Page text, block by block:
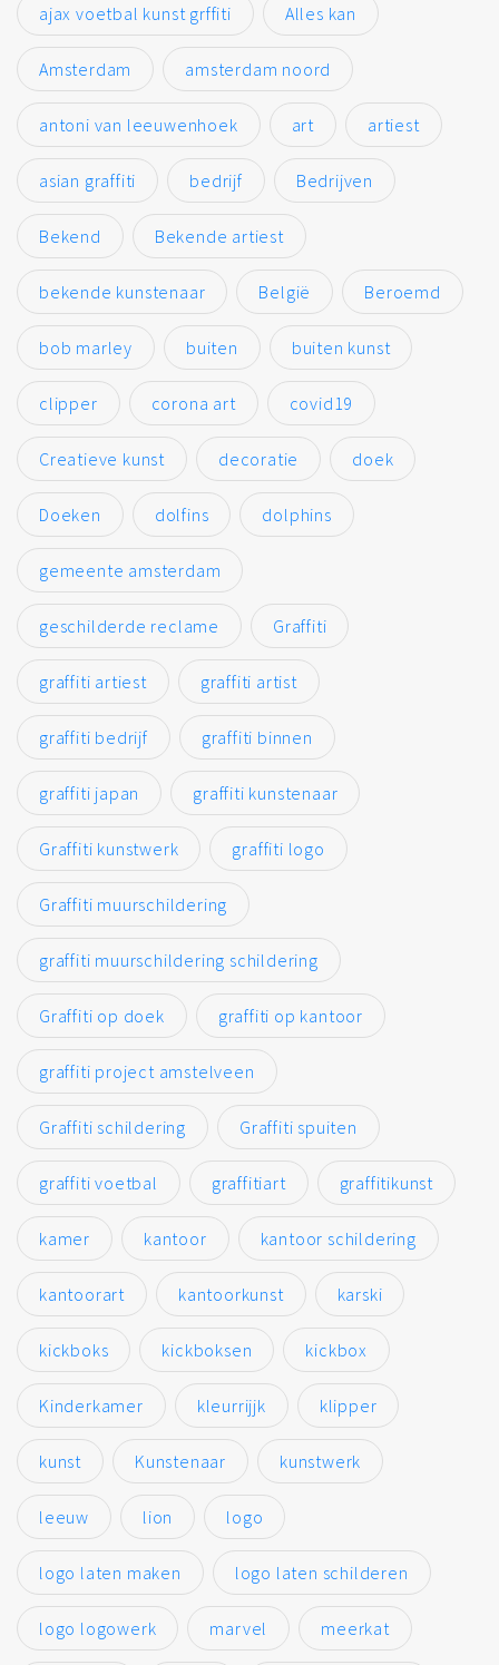
ajax voetbal kunst grffiti Alles kan
Amsterdam amsterdam noord
antoni van leeuwenhoek art artiest
asian graffiti bedrijf Bedrijven
Bekend Bekende artiest
bekende kunstenaar België Beroemd
bob marley buiten buiten kunst
clipper corona art covid19
Creatieve kunst decoratie doek
Doeken dolfins dolphins
gemeente amsterdam
geschilderde reclame Graffiti
graffiti artiest graffiti artist
graffiti bedrijf graffiti binnen
graffiti japan graffiti kunstenaar
Graffiti kunstwerk graffiti logo
Graffiti muurschildering
graffiti muurschildering schildering
Graffiti op doek graffiti op kantoor
graffiti project amstelveen
Graffiti schildering Graffiti spuiten
graffiti voetbal graffitiart graffitikunst
kamer kantoor kantoor schildering
kantoorart kantoorkunst karski
kickboks kickboksen kickbox
Kinderkamer kleurrijjk klipper
kunst Kunstenaar kunstwerk
leeuw lion logo
logo laten maken logo laten schilderen
logo logowerk marvel meerkat